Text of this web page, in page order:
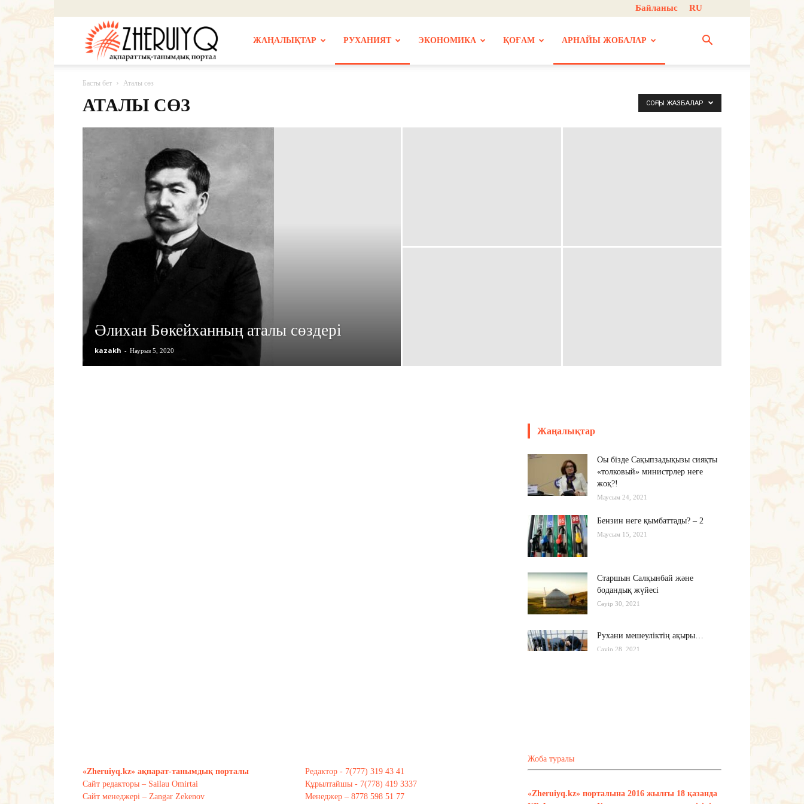
Байланыс RU
ЖАҢАЛЫҚТАР РУХАНИЯТ ЭКОНОМИКА ҚОҒАМ АРНАЙЫ ЖОБАЛАР
Басты бет Аталы сөз
АТАЛЫ СӨЗ СОҢҒЫ ЖАЗБАЛАР
Әлихан Бөкейханның аталы сөздері
kazakh - Наурыз 5, 2020
Жаңалықтар
Оы бізде Сақыпзадықызы сияқты
«толковый» министрлер неге
жоқ?!
Маусым 24, 2021
Бензин неге қымбаттады? – 2
Маусым 15, 2021
Старшын Салқынбай және
бодандық жүйесі
Сәуір 30, 2021
Рухани мешеуліктің ақыры…
Сәуір 28, 2021
«Zheruiyq.kz» ақпарат-танымдық порталы
Сайт редакторы – Sailau Omirtai
Сайт менеджері – Zangar Zekenov
Редактор - 7(777) 319 43 41
Құрылтайшы - 7(778) 419 3337
Менеджер – 8778 598 51 77
Жоба туралы
«Zheruiyq.kz» порталына 2016 жылғы 18 қазанда